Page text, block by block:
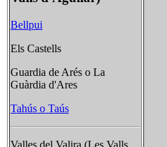
Bellpui
Els Castells
Guardia de Arés o La
Guàrdia d'Ares
Tahús o Taús